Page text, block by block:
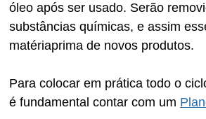
óleo após ser usado. Serão
substâncias químicas, e assim
matériaprima de novos produtos.
Para colocar em prática todo o
é fundamental contar com um